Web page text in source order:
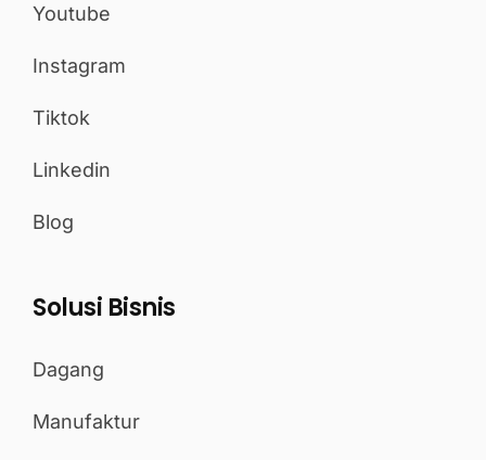
Youtube
Instagram
Tiktok
Linkedin
Blog
Solusi Bisnis
Dagang
Manufaktur